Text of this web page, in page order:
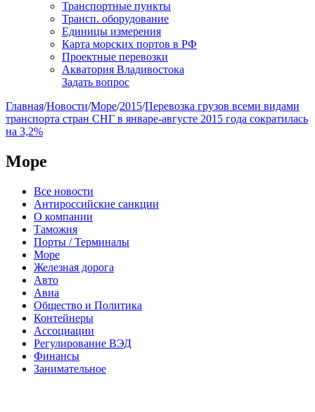
Транспортные пункты
Трансп. оборудование
Единицы измерения
Карта морских портов в РФ
Проектные перевозки
Акватория Владивостока
Задать вопрос
Главная/Новости/Море/2015/Перевозка грузов всеми видами
транспорта стран СНГ в январе-августе 2015 года сократилась
на 3,2%
Море
Все новости
Антироссийские санкции
О компании
Таможня
Порты / Терминалы
Море
Железная дорога
Авто
Авиа
Общество и Политика
Контейнеры
Ассоциации
Регулирование ВЭД
Финансы
Занимательное